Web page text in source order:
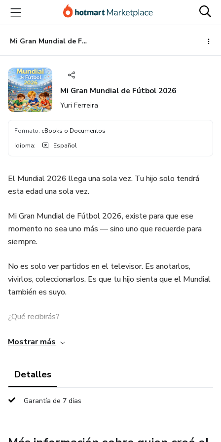
principal
página
de
página
Mi Gran Mundial de Fútbol 2026
Mi Gran Mundial de Fútbol 2026
Yuri Ferreira
Formato: eBooks o Documentos
Idioma: Español
El Mundial 2026 llega una sola vez. Tu hijo solo tendrá
esta edad una sola vez.
Mi Gran Mundial de Fútbol 2026, existe para que ese
momento no sea uno más — sino uno que recuerde para
siempre.
No es solo ver partidos en el televisor. Es anotarlos,
vivirlos, coleccionarlos. Es que tu hijo sienta que el Mundial
también es suyo.
¿Qué recibirás?
Mi Gran Mundial de Fútbol 2026 — 99 páginas
paso, desde la fase de grupos hasta la gran final.
Incluye grupos y calendario del torneo, espacios para
Mostrar más
Detalles
Garantía de 7 días